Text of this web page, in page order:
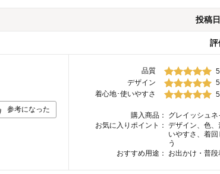
投稿日
評
参考になった
品質
デザイン
着心地･使いやすさ
購入商品：
グレイッシュネ
お気に入りポイント： デザイン、色、
いやすさ、着
う
おすすめ用途：
お出かけ・普